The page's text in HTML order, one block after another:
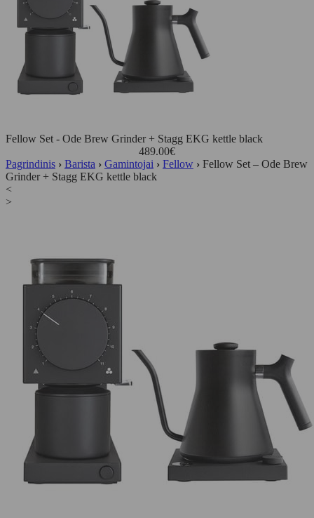
Fellow Set - Ode Brew Grinder + Stagg EKG kettle black
489.00€
Pagrindinis › Barista › Gamintojai › Fellow › Fellow Set – Ode Brew
Grinder + Stagg EKG kettle black
<
>